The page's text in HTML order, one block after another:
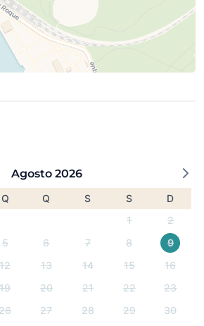
Agosto 2026
Q Q S S
D
1
2
5 6 7 8
9
12 13 14 15
16
19 20 21 22
23
27 28 29
30